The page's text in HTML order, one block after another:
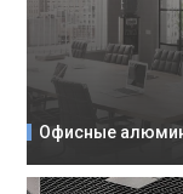
Офисные